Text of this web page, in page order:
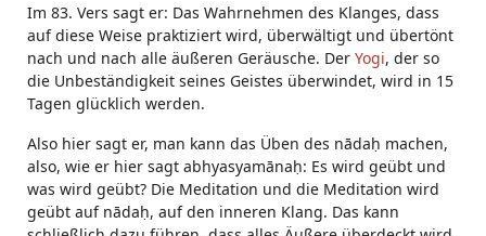
Im 83. Vers sagt er: Das Wahrnehmen des Klanges, dass
auf diese Weise praktiziert wird, überwältigt und übertönt
nach und nach alle äußeren Geräusche. Der Yogi, der so
die Unbeständigkeit seines Geistes überwindet, wird in 15
Tagen glücklich werden.
Also hier sagt er, man kann das Üben des nādaḥ machen,
also, wie er hier sagt abhyasyamānaḥ: Es wird geübt und
was wird geübt? Die Meditation und die Meditation wird
geübt auf nādaḥ, auf den inneren Klang. Das kann